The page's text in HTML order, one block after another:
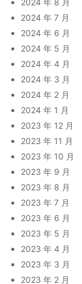
2024 年 8 月
2024 年 7 月
2024 年 6 月
2024 年 5 月
2024 年 4 月
2024 年 3 月
2024 年 2 月
2024 年 1 月
2023 年 12 月
2023 年 11 月
2023 年 10 月
2023 年 9 月
2023 年 8 月
2023 年 7 月
2023 年 6 月
2023 年 5 月
2023 年 4 月
2023 年 3 月
2023 年 2 月